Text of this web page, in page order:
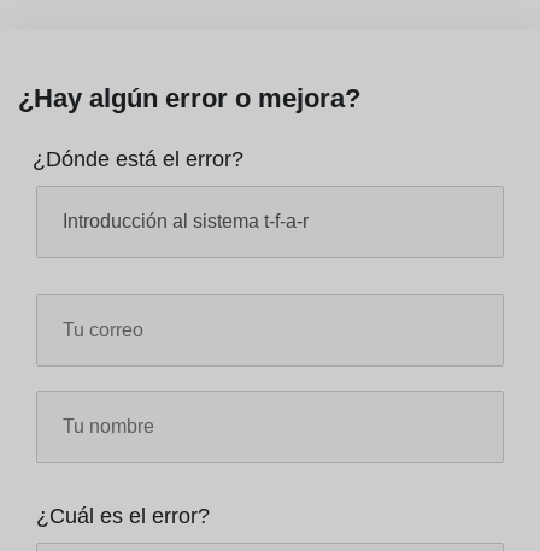
¿Hay algún error o mejora?
¿Dónde está el error?
¿Cuál es el error?